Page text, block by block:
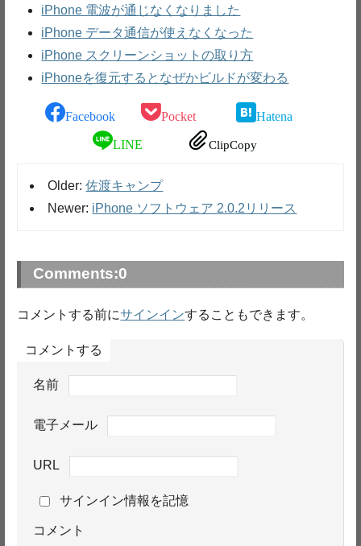
iPhone 電波が通じなくなりました
iPhone データ通信が使えなくなった
iPhone スクリーンショットの取り方
iPhoneを復元するとなぜかビルドが変わる
Facebook Pocket Hatena
LINE ClipCopy
Older:佐渡キャンプ
Newer: iPhone ソフトウェア 2.0.2リリース
Comments:0
コメントする前にサインインすることもできます。
コメントする
名前
電子メール
URL
サインイン情報を記憶
コメント